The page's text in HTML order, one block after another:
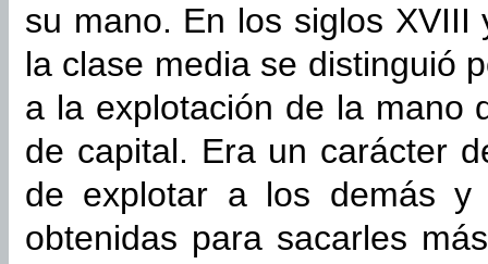
su mano. En los siglos
la clase media se distinguió
a la explotación de la mano
de capital. Era un carácter
de explotar a los demás y
obtenidas para sacarles